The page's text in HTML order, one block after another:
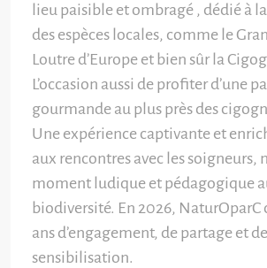
lieu paisible et ombragé , dédié à
des espèces locales, comme le
Loutre d’Europe et bien sûr la
L’occasion aussi de profiter d’une
gourmande au plus près des
Une expérience captivante et
aux rencontres avec les soigneurs,
moment ludique et pédagogique
biodiversité. En 2026, NaturOparC
ans d’engagement, de partage et de
sensibilisation.